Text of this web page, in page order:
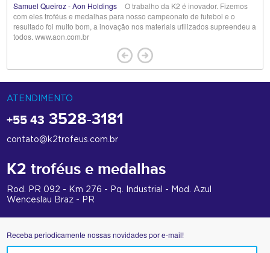
Samuel Queiroz - Aon Holdings
O trabalho da K2 é inovador. Fizemos
com eles troféus e medalhas para nosso campeonato de futebol e o
resultado foi muito bom, a inovação nos materiais utilizados supreendeu a
todos. www.aon.com.br
ATENDIMENTO
+55 43 3528-3181
contato@k2trofeus.com.br
K2 troféus e medalhas
Rod. PR 092 - Km 276 - Pq. Industrial - Mod. Azul
Wenceslau Braz - PR
Receba periodicamente nossas novidades por e-mail!